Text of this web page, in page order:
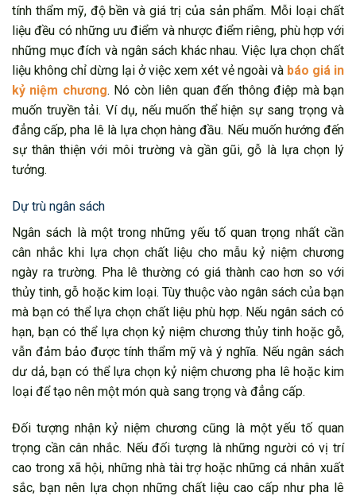
tính thẩm mỹ, độ bền và giá trị của sản phẩm. Mỗi loại chất
liệu đều có những ưu điểm và nhược điểm riêng, phù hợp với
những mục đích và ngân sách khác nhau. Việc lựa chọn chất
liệu không chỉ dừng lại ở việc xem xét vẻ ngoài và báo giá in
kỷ niệm chương. Nó còn liên quan đến thông điệp mà bạn
muốn truyền tải. Ví dụ, nếu muốn thể hiện sự sang trọng và
đẳng cấp, pha lê là lựa chọn hàng đầu. Nếu muốn hướng đến
sự thân thiện với môi trường và gần gũi, gỗ là lựa chọn lý
tưởng.
Dự trù ngân sách
Ngân sách là một trong những yếu tố quan trọng nhất cần
cân nhắc khi lựa chọn chất liệu cho mẫu kỷ niệm chương
ngày ra trường. Pha lê thường có giá thành cao hơn so với
thủy tinh, gỗ hoặc kim loại. Tùy thuộc vào ngân sách của bạn
mà bạn có thể lựa chọn chất liệu phù hợp. Nếu ngân sách có
hạn, bạn có thể lựa chọn kỷ niệm chương thủy tinh hoặc gỗ,
vẫn đảm bảo được tính thẩm mỹ và ý nghĩa. Nếu ngân sách
dư dả, bạn có thể lựa chọn kỷ niệm chương pha lê hoặc kim
loại để tạo nên một món quà sang trọng và đẳng cấp.
Đối tượng nhận kỷ niệm chương cũng là một yếu tố quan
trọng cần cân nhắc. Nếu đối tượng là những người có vị trí
cao trong xã hội, những nhà tài trợ hoặc những cá nhân xuất
sắc, bạn nên lựa chọn những chất liệu cao cấp như pha lê